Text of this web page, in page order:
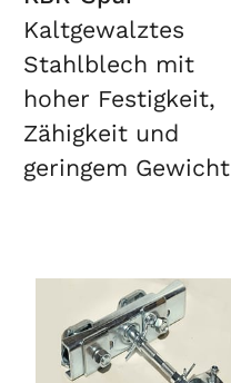
Kaltgewalztes
Stahlblech mit
hoher Festigkeit,
Zähigkeit und
geringem Gewicht